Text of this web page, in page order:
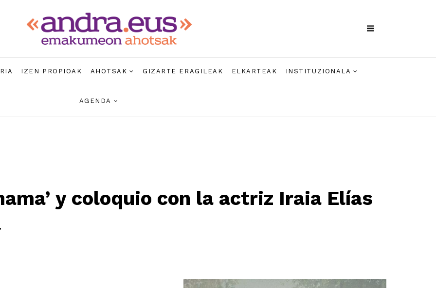
IZEN PROPIOAK AHOTSAK GIZARTE ERAGILEAK ELKARTEAK INSTITUZIONALA
AGENDA
y coloquio con la actriz Iraia Elías